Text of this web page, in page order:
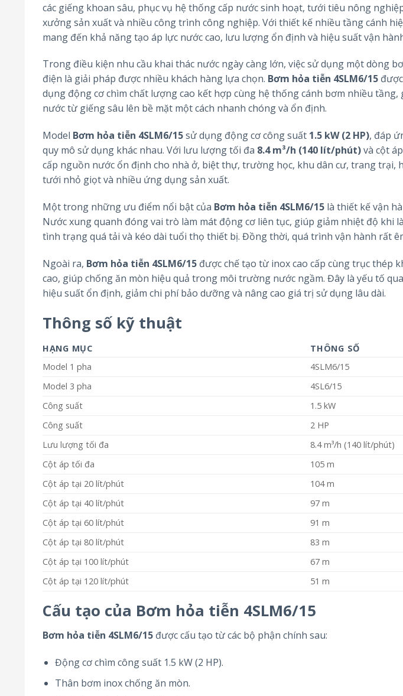
các giếng khoan sâu, phục vụ hệ thống cấp nước sinh hoạt, tưới tiêu nông
xưởng sản xuất và nhiều công trình công nghiệp. Với thiết kế nhiều tầng cánh
mang đến khả năng tạo áp lực nước cao, lưu lượng ổn định và hiệu suất vận
Trong điều kiện nhu cầu khai thác nước ngày càng lớn, việc sử dụng một dòng
điện là giải pháp được nhiều khách hàng lựa chọn. Bơm hỏa tiễn 4SLM6/15
dụng động cơ chìm chất lượng cao kết hợp cùng hệ thống cánh bơm nhiều tầng,
nước từ giếng sâu lên bề mặt một cách nhanh chóng và ổn định.
Model Bơm hỏa tiễn 4SLM6/15sử dụng động cơ công suất 1.5 kW (2 HP), đáp
quy mô sử dụng khác nhau. Với lưu lượng tối đa 8.4 m³/h (140 lít/phút)và cột
cấp nguồn nước ổn định cho nhà ở, biệt thự, trường học, khu dân cư, trang trại,
tưới nhỏ giọt và nhiều ứng dụng sản xuất.
Một trong những ưu điểm nổi bật của Bơm hỏa tiễn 4SLM6/15 là thiết kế vận
Nước xung quanh đóng vai trò làm mát động cơ liên tục, giúp giảm nhiệt độ khi
tình trạng quá tải và kéo dài tuổi thọ thiết bị. Đồng thời, quá trình vận hành rất
Ngoài ra, Bơm hỏa tiễn 4SLM6/15 được chế tạo từ inox cao cấp cùng trục thép
cao, giúp chống ăn mòn hiệu quả trong môi trường nước ngầm. Đây là yếu tố
hiệu suất ổn định, giảm chi phí bảo dưỡng và nâng cao giá trị sử dụng lâu dài.
Thông số kỹ thuật
HẠNG MỤC
THÔNG SỐ
Model 1 pha
4SLM6/15
Model 3 pha
4SL6/15
Công suất
1.5 kW
Công suất
2 HP
Lưu lượng tối đa
8.4 m³/h (140 lít/phút)
Cột áp tối đa
105 m
Cột áp tại 20 lít/phút
104 m
Cột áp tại 40 lít/phút
97 m
Cột áp tại 60 lít/phút
91 m
Cột áp tại 80 lít/phút
83 m
Cột áp tại 100 lít/phút
67 m
Cột áp tại 120 lít/phút
51 m
Cấu tạo của Bơm hỏa tiễn 4SLM6/15
Bơm hỏa tiễn 4SLM6/15 được cấu tạo từ các bộ phận chính sau:
Động cơ chìm công suất 1.5 kW (2 HP).
Thân bơm inox chống ăn mòn.